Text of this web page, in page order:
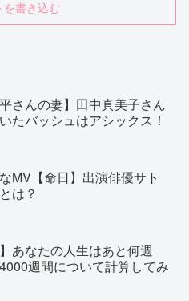
を書き込む
平さんの妻】田中真美子さん
たバッシュはアシックス！
MV【命日】出演俳優サト
は？
】あなたの人生はあと何週
週間について計算してみ